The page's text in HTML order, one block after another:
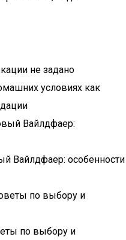
условиях как
Вайлдфаер: особенности
по выбору и